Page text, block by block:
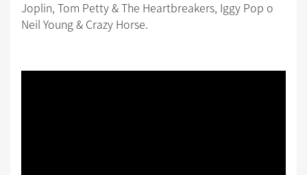
Joplin, Tom Petty & The Heartbreakers, Iggy Pop o
Neil Young & Crazy Horse.